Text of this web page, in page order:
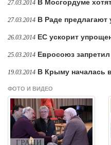
27.03.2014
27.03.2014 В Раде предлагают
26.03.2014 ЕС ускорит
25.03.2014 Евросоюз
19.03.2014 В Крыму началась
ФОТО И ВИДЕО